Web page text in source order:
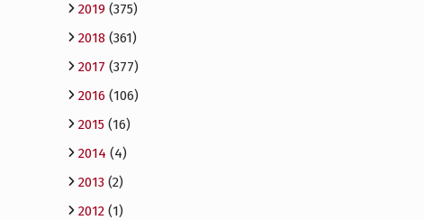
2019 (375)
2018 (361)
2017 (377)
2016 (106)
2015 (16)
2014 (4)
2013 (2)
2012 (1)